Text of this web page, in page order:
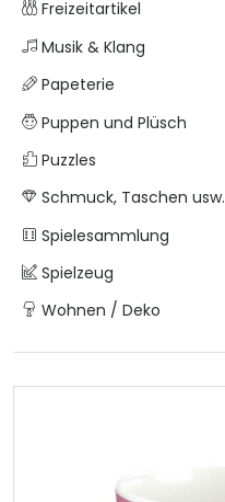
Freizeitartikel
Musik & Klang
Papeterie
Puppen und Plüsch
Puzzles
Schmuck, Taschen usw.
Spielesammlung
Spielzeug
Wohnen / Deko